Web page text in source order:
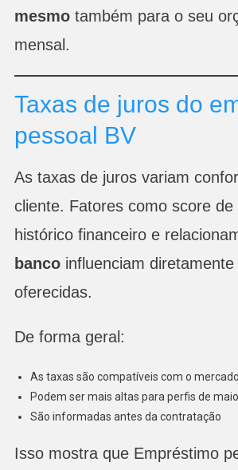
mesmotambém para o seu
mensal.
Taxas de juros do
pessoal BV
As taxas de juros variam
cliente. Fatores como score de
histórico financeiro e
bancoinfluenciam diretamente
oferecidas.
De forma geral:
As taxas são compatíveis com o mercado
Podem ser mais altas para perfis de
São informadas antes da contratação
Isso mostra que Empréstimo